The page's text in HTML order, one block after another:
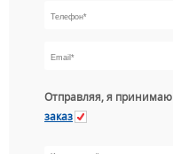
Отправляя, я принимаю
заказ